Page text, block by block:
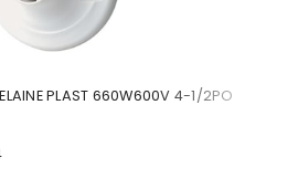
PLAST 660W600V 4-1/2PO